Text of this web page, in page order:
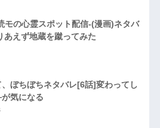
モの心霊スポット配信-(漫画)ネタバ
あえず地蔵を蹴ってみた
ぼちぼちネタバレ[6話]変わってし
が気になる